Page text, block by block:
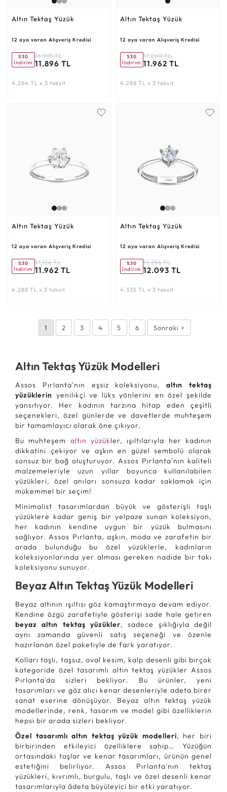
Altın Tektaş Yüzük
12 aya varan Alışveriş Kredisi
%30
İndirim
16.995 TL
11.896 TL
4.264 TL x 3 taksit
Altın Tektaş Yüzük
12 aya varan Alışveriş Kredisi
%30
İndirim
17.060 TL
11.962 TL
4.288 TL x 3 taksit
Altın Tektaş Yüzük
12 aya varan Alışveriş Kredisi
%30
İndirim
17.126 TL
11.962 TL
4.288 TL x 3 taksit
Altın Tektaş Yüzük
12 aya varan Alışveriş Kredisi
%30
İndirim
17.256 TL
12.093 TL
4.335 TL x 3 taksit
1 2 3 4 5 6 Sonraki >
Altın Tektaş Yüzük Modelleri
Assos Pırlanta'nın eşsiz koleksiyonu,altın tektaş
yüzüklerin yenilikçi ve lüks yönlerini en özel şekilde
yansıtıyor. Her kadının tarzına hitap eden çeşitli
seçenekleri, özel günlerde ve davetlerde muhteşem
bir tamamlayıcı olarak öne çıkıyor.
Bu muhteşem altın yüzükler, ışıltılarıyla her kadının
dikkatini çekiyor ve aşkın en güzel sembolü olarak
sonsuz bir bağ oluşturuyor. Assos Pırlanta'nın kaliteli
malzemeleriyle uzun yıllar boyunca kullanılabilen
yüzükleri, özel anıları sonsuza kadar saklamak için
mükemmel bir seçim!
Minimalist tasarımlardan büyük ve gösterişli taşlı
yüzüklere kadar geniş bir yelpaze sunan koleksiyon,
her kadının kendine uygun bir yüzük bulmasını
sağlıyor. Assos Pırlanta, aşkın, moda ve zarafetin bir
arada bulunduğu bu özel yüzüklerle, kadınların
koleksiyonlarında yer alması gereken nadide bir takı
koleksiyonu sunuyor.
Beyaz Altın Tektaş Yüzük Modelleri
Beyaz altının ışıltısı göz kamaştırmaya devam ediyor.
Kendine özgü zarafetiyle gösterişi sade hale getiren
beyaz altın tektaş yüzükler, sadece şıklığıyla değil
aynı zamanda güvenli satış seçeneği ve özenle
hazırlanan özel paketiyle de fark yaratıyor.
Kolları taşlı, taşsız, oval kesim, kalp desenli gibi birçok
kategoride özel tasarımlı altın tektaş yüzükler Assos
Pırlanta'da sizleri bekliyor. Bu ürünler, yeni
tasarımları ve göz alıcı kenar desenleriyle adeta birer
sanat eserine dönüşüyor. Beyaz altın tektaş yüzük
modellerinde, renk, tasarım ve model gibi özelliklerin
hepsi bir arada sizleri bekliyor.
Özel tasarımlı altın tektaş yüzük modelleri, her biri
birbirinden etkileyici özelliklere sahip… Yüzüğün
ortasındaki taşlar ve kenar tasarımları, ürünün genel
estetiğini belirliyor. Assos Pırlanta'nın tektaş
yüzükleri, kıvrımlı, burgulu, taşlı ve özel desenli kenar
tasarımlarıyla âdeta büyüleyici bir etki yaratıyor.